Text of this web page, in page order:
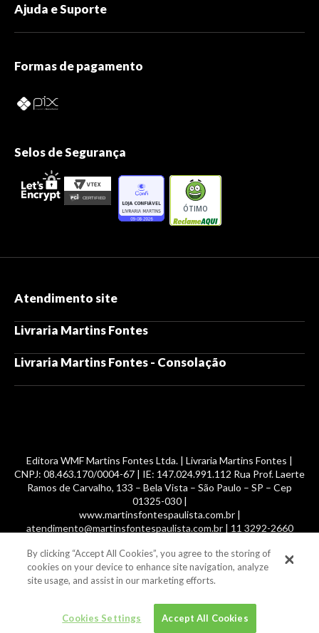
Ajuda e Suporte
Formas de pagamento
Selos de Segurança
ÓTIMO
Atendimento site
Livraria Martins Fontes
Livraria Martins Fontes - Consolação
Editora WMF Martins Fontes Ltda. | Livraria Martins Fontes |
CNPJ: 08.463.170/0004-67 | IE: 147.024.991.112 Rua Prof. Laerte
Ramos de Carvalho, 133 – Bela Vista – São Paulo – SP – Cep
01325-030 |
www.martinsfontespaulista.com.br |
atendimento@martinsfontespaulista.com.br | 11 3292-2660
© 2014 -2026, MartinsFontes livros nacionais e importados,
com mais de 700 mil títulos. Todos os direitos reservados.
By clicking “Accept All Cookies”, you agree to the storing of
cookies on your device to enhance site navigation, analyze
site usage, and assist in our marketing efforts.
Cookies Settings Accept All Cookies